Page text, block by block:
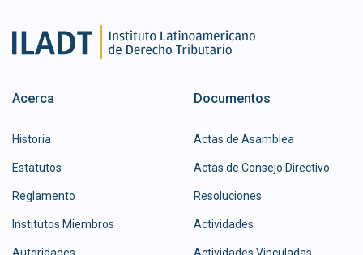
Acerca
Historia
Estatutos
Reglamento
Institutos Miembros
Documentos
Actas de Asamblea
Actas de Consejo Directivo
Resoluciones
Actividades